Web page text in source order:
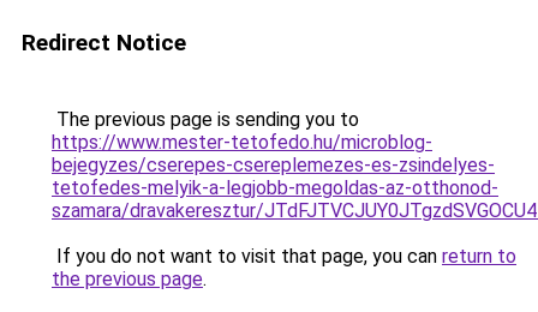
Redirect Notice
The previous page is sending you to
https://www.mester-tetofedo.hu/microblog-
bejegyzes/cserepes-csereplemezes-es-zsindelyes-
tetofedes-melyik-a-legjobb-megoldas-az-otthonod-
szamara/dravakeresztur/
If you do not want to visit that page, you can return to
the previous page.